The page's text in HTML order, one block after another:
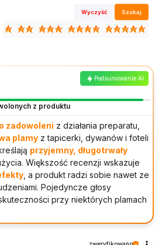
Wyczyść Szukaj
Podsumowanie AI
z produktu
zadowoleni z działania preparatu,
plamy z tapicerki, dywanów i foteli
przyjemny, długotrwały
Większość recenzji wskazuje
, a produkt radzi sobie nawet ze
Pojedyncze głosy
przy niektórych plamach